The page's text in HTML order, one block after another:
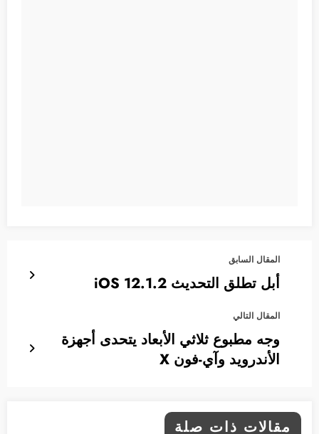
المقال السابق
أبل تطلق التحديث iOS 12.1.2
المقال التالي
وجه مطبوع ثلاثي الأبعاد يتحدى أجهزة
الأندرويد وآي-فون X
مقالات ذات صلة